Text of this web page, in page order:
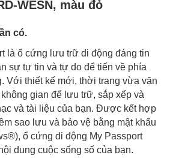
WESN, màu đỏ
có.
là ổ cứng lưu trữ di động đáng tin
sự tự tin và tự do để tiến về phía
Với thiết kế mới, thời trang vừa vặn
gian để lưu trữ, sắp xếp và
và tài liệu của bạn. Được kết hợp
sao lưu và bảo vệ bằng mật khẩu
ổ cứng di động My Passport
dung cuộc sống số của bạn.